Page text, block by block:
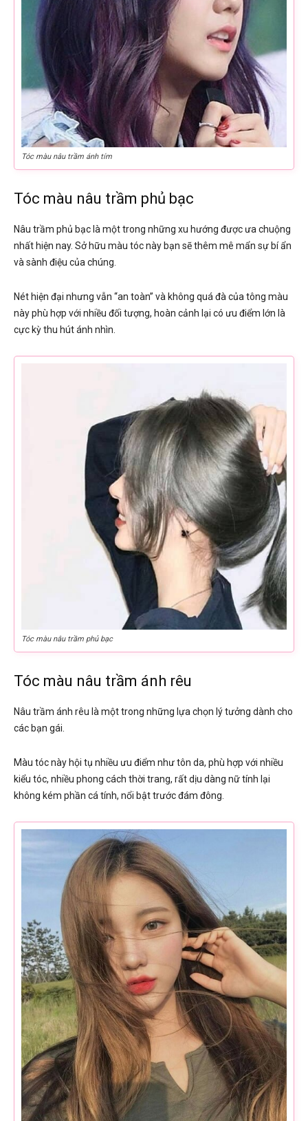
Tóc màu nâu trầm ánh tím
Tóc màu nâu trầm phủ bạc
Nâu trầm phủ bạc là một trong những xu hướng được ưa chuộng
nhất hiện nay. Sở hữu màu tóc này bạn sẽ thêm mê mẩn sự bí ẩn
và sành điệu của chúng.
Nét hiện đại nhưng vẫn “an toàn” và không quá đà của tông màu
này phù hợp với nhiều đối tượng, hoàn cảnh lại có ưu điểm lớn là
cực kỳ thu hút ánh nhìn.
Tóc màu nâu trầm phủ bạc
Tóc màu nâu trầm ánh rêu
Nâu trầm ánh rêu là một trong những lựa chọn lý tưởng dành cho
các bạn gái.
Màu tóc này hội tụ nhiều ưu điểm như tôn da, phù hợp với nhiều
kiểu tóc, nhiều phong cách thời trang, rất dịu dàng nữ tính lại
không kém phần cá tính, nổi bật trước đám đông.